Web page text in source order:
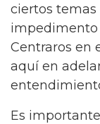
ciertos
impedimento
Centraros en
aquí en
Es